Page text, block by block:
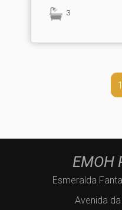
3
1
EMOH
Esmeralda
Avenida